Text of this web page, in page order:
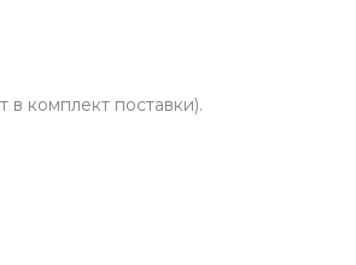
комплект поставки).